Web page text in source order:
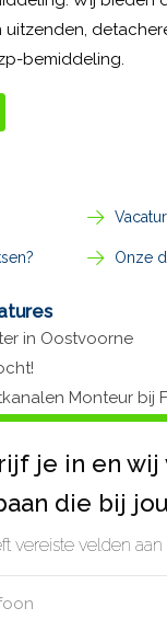
bemiddeling.
Onze
in Oostvoorne
Monteur bij
vacature
een open
niet de
Wij gaan
slag en nemen zo
vereiste velden aan